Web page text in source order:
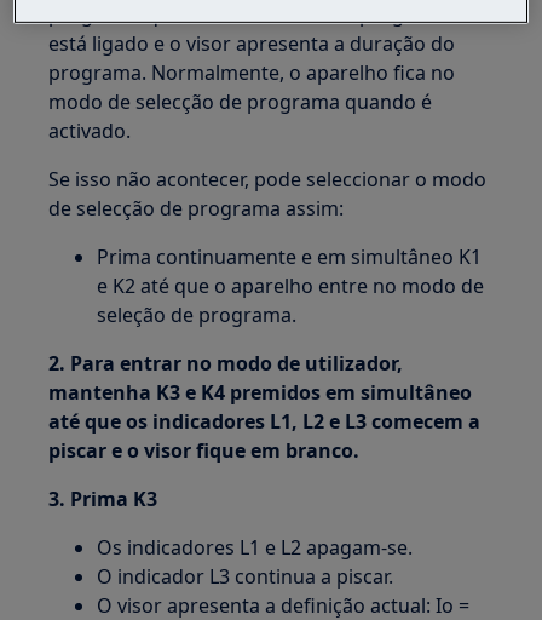
programa quando o indicador de programa
está ligado e o visor apresenta a duração do
programa. Normalmente, o aparelho fica no
modo de selecção de programa quando é
activado.
Se isso não acontecer, pode seleccionar o modo
de selecção de programa assim:
Prima continuamente e em simultâneo K1
e K2 até que o aparelho entre no modo de
seleção de programa.
2. Para entrar no modo de utilizador,
mantenha K3 e K4 premidos em simultâneo
até que os indicadores L1, L2 e L3 comecem a
piscar e o visor fique em branco.
3. Prima K3
Os indicadores L1 e L2 apagam-se.
O indicador L3 continua a piscar.
O visor apresenta a definição actual: Io =